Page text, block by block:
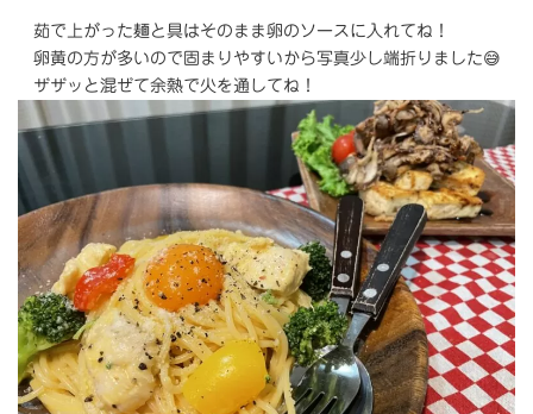
茹で上がった麺と具はそのまま卵のソースに入れてね！
卵黄の方が多いので固まりやすいから写真少し端折りました😅
ザザッと混ぜて余熱で火を通してね！